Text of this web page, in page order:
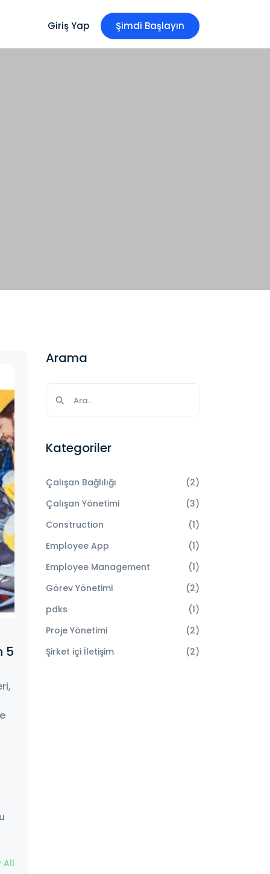
Giriş Yap Şimdi Başlayın
5
All
Arama
Kategoriler
Çalışan Bağlılığı
(2)
Çalışan Yönetimi
(3)
Construction
(1)
Employee App
(1)
Employee Management
(1)
Görev Yönetimi
(2)
pdks
(1)
Proje Yönetimi
(2)
Şirket içi İletişim
(2)